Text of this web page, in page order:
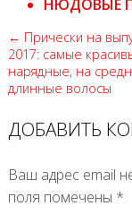
НЮДОВЫЕ
← Прически на
2017: самые
нарядные, на
длинные волосы
ДОБАВИТЬ
Ваш адрес email
поля помечены *